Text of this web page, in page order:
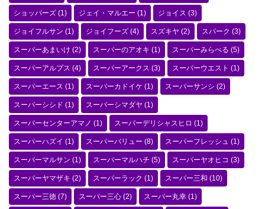
ショッパーズ (1) ジェイ・マルエー (1) ジョイス (3)
ジョイフルサン (1) ジョイフーズ (4) スズキヤ (2) スパーク (3)
スーパーあまいけ (2) スーパーのアオキ (1) スーパーみらべる (5)
スーパーアルプス (4) スーパーアークス (3) スーパーウエスト (1)
スーパーエース (1) スーパーカドイケ (1) スーパーサンシ (2)
スーパーシシド (1) スーパーシマダヤ (1)
スーパーセンターアマノ (1) スーパーデリシャスヒロ (1)
スーパーハズイ (1) スーパーバリュー (8) スーパーフレッシュ (1)
スーパーマルサン (1) スーパーマルハチ (5) スーパーヤオヒコ (3)
スーパーヤマザキ (2) スーパーラック (1) スーパー三和 (10)
スーパー三徳 (7) スーパー三心 (2) スーパー丸幸 (1)